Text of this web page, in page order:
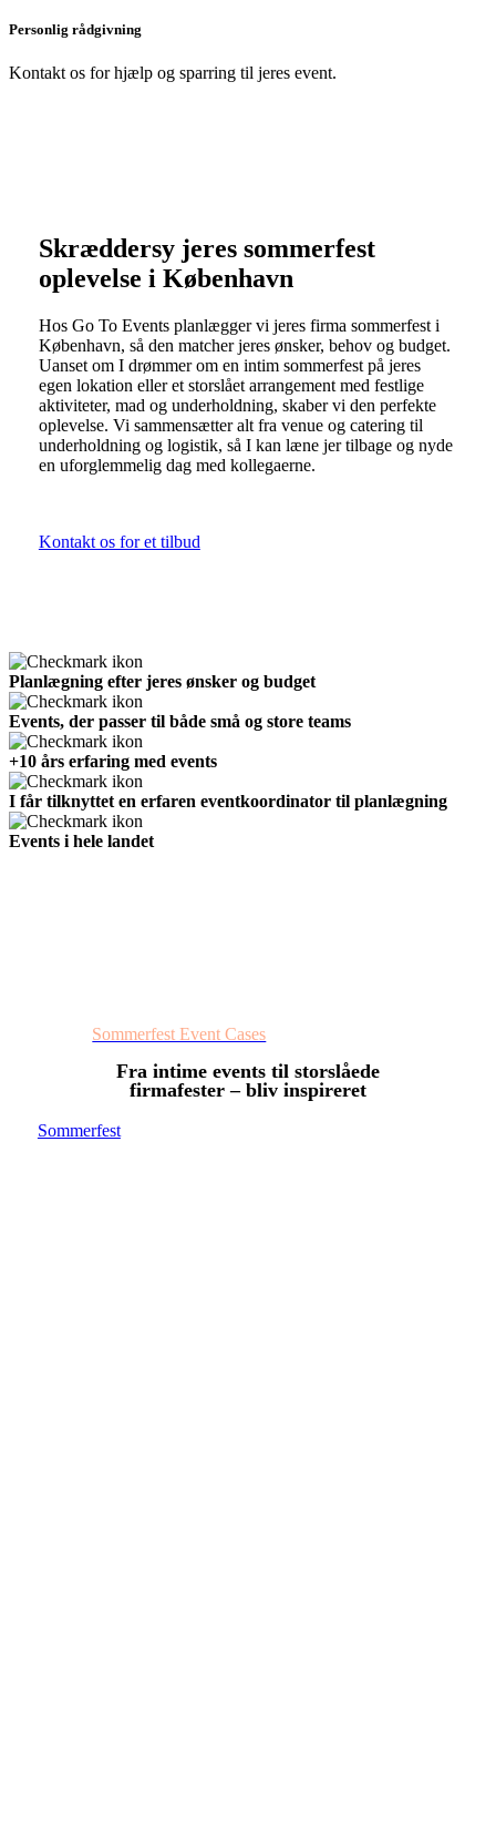
Personlig rådgivning
Kontakt os for hjælp og sparring til jeres event.
Skræddersy jeres sommerfest
oplevelse i København
Hos Go To Events planlægger vi jeres firma sommerfest i
København, så den matcher jeres ønsker, behov og budget.
Uanset om I drømmer om en intim sommerfest på jeres
egen lokation eller et storslået arrangement med festlige
aktiviteter, mad og underholdning, skaber vi den perfekte
oplevelse. Vi sammensætter alt fra venue og catering til
underholdning og logistik, så I kan læne jer tilbage og nyde
en uforglemmelig dag med kollegaerne.
Kontakt os for et tilbud
Planlægning efter jeres ønsker og budget
Events, der passer til både små og store teams
+10 års erfaring med events
I får tilknyttet en erfaren eventkoordinator til planlægning
Events i hele landet
Sommerfest Event Cases
Fra intime events til storslåede
firmafester – bliv inspireret
Sommerfest